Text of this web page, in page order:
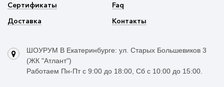
Сертификаты
Доставка
Faq
Контакты
ШОУРУМ В Екатеринбурге: ул. Старых Большевиков 3
(ЖК "Атлант")
Работаем Пн-Пт с 9:00 до 18:00, Сб с 10:00 до 15:00.